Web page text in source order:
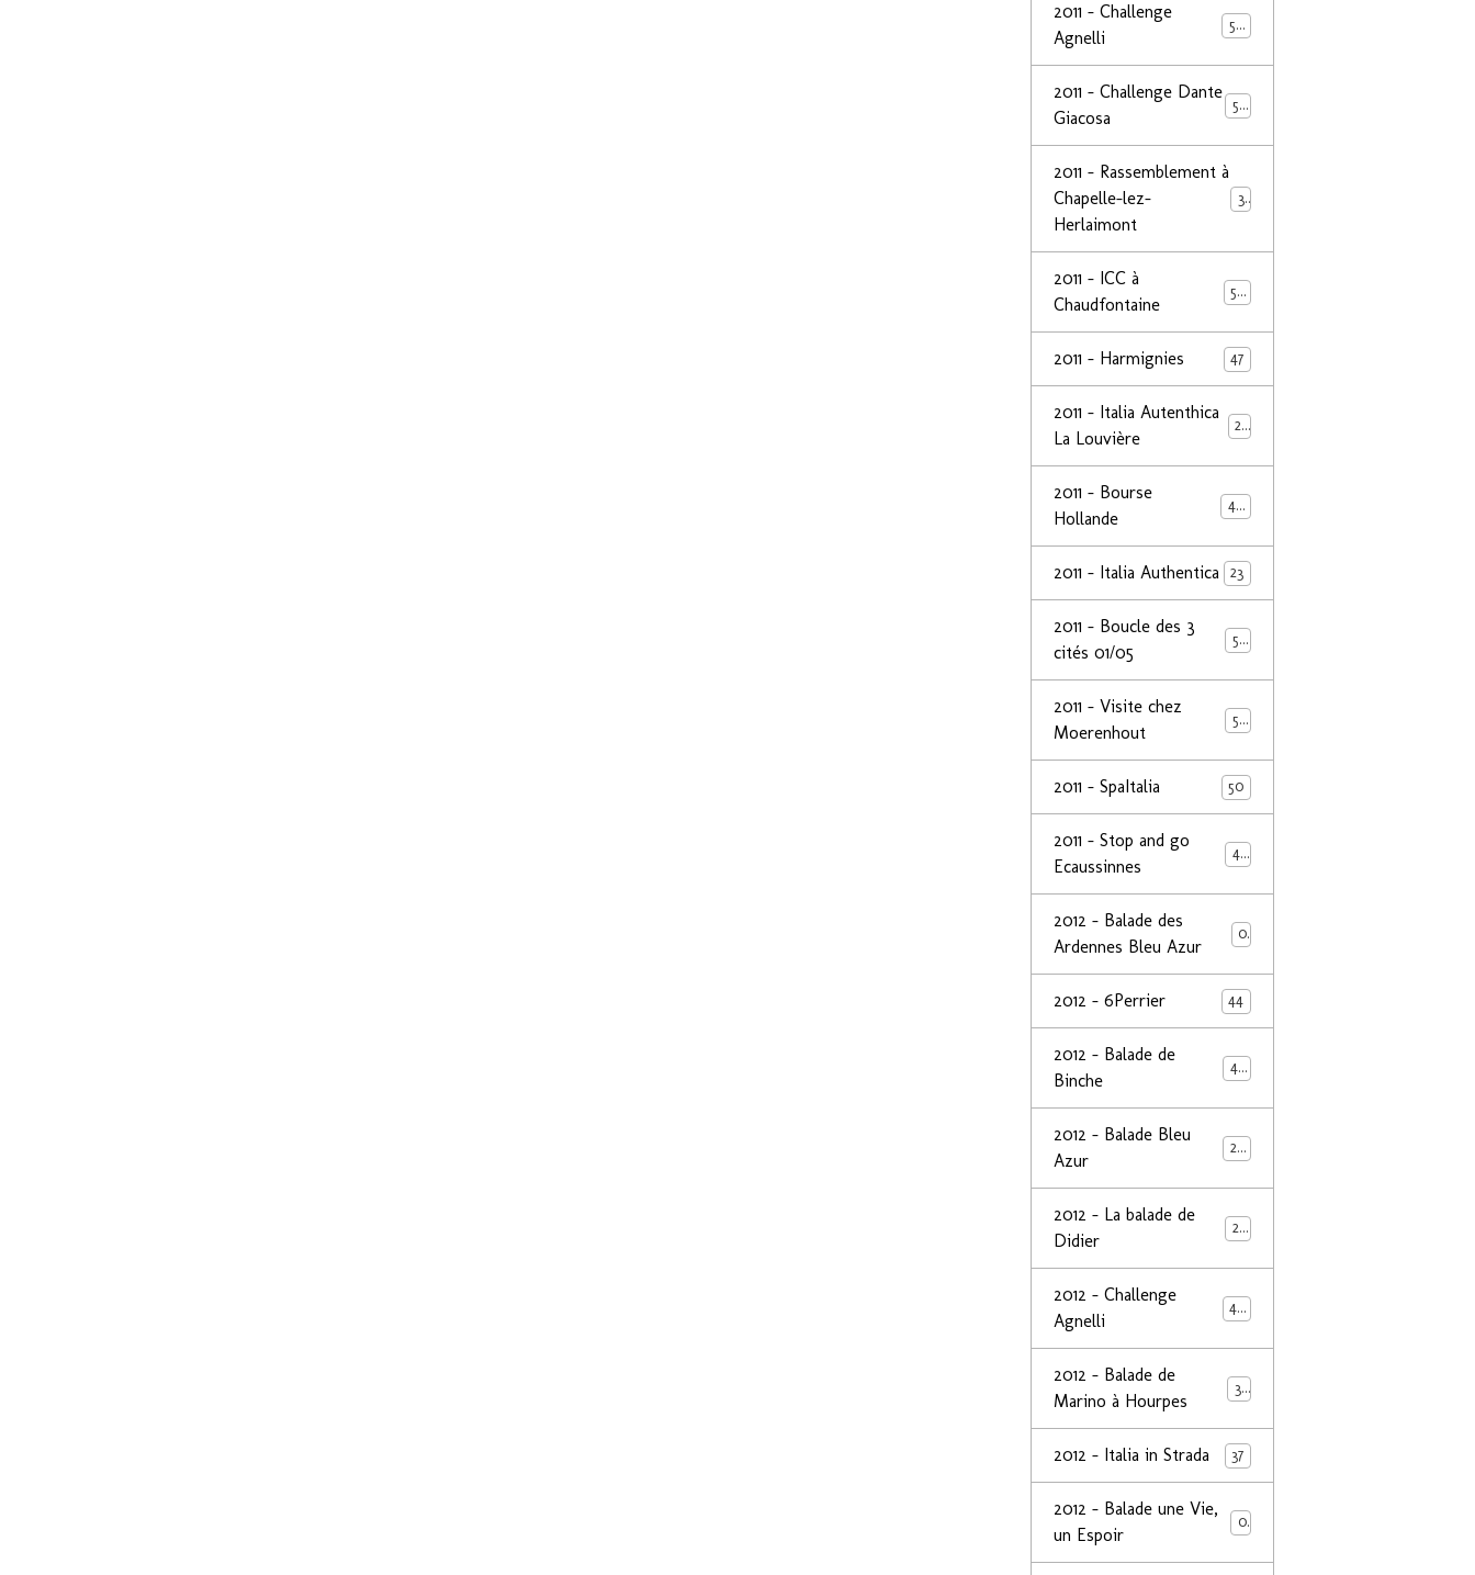
2011 - Challenge
Agnelli
50
2011 - Challenge Dante
Giacosa
50
2011 - Rassemblement à
Chapelle-lez-
Herlaimont
32
2011 - ICC à
Chaudfontaine
50
2011 - Harmignies 47
2011 - Italia Autenthica
La Louvière
23
2011 - Bourse
Hollande
40
2011 - Italia Authentica 23
2011 - Boucle des 3
cités 01/05
50
2011 - Visite chez
Moerenhout
50
2011 - SpaItalia 50
2011 - Stop and go
Ecaussinnes
44
2012 - Balade des
Ardennes Bleu Azur
0
2012 - 6Perrier 44
2012 - Balade de
Binche
48
2012 - Balade Bleu
Azur
26
2012 - La balade de
Didier
25
2012 - Challenge
Agnelli
44
2012 - Balade de
Marino à Hourpes
39
2012 - Italia in Strada 37
2012 - Balade une Vie,
un Espoir
0